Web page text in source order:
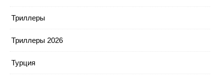
Триллеры
Триллеры 2026
Турция